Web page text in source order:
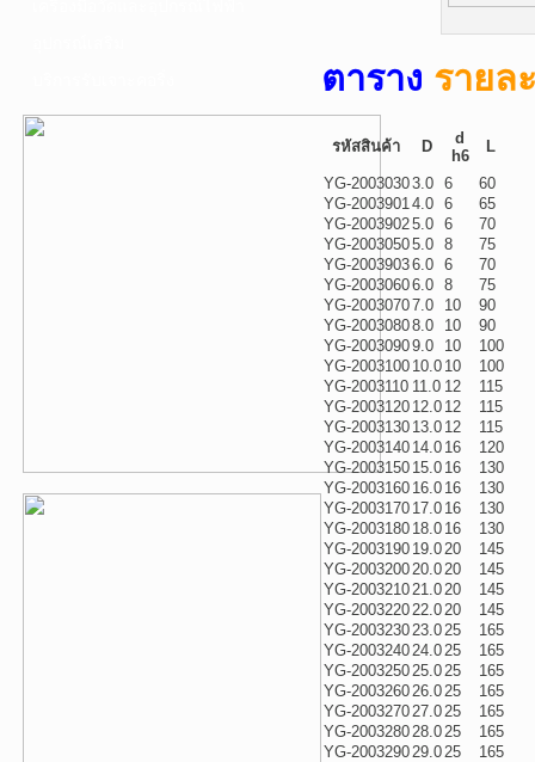
ตาราง รายล
รหัสสินค้า D
d
h6
L
YG-20030303.0 6
60
YG-20039014.0 6
65
YG-20039025.0 6
70
YG-20030505.0 8
75
YG-20039036.0 6
70
YG-20030606.0 8
75
YG-20030707.0 10
90
YG-20030808.0 10
90
YG-20030909.0 10
100
YG-2003100 10.0 10
100
YG-2003110 11.0 12
115
YG-2003120 12.0 12
115
YG-2003130 13.0 12
115
YG-2003140 14.0 16
120
YG-2003150 15.0 16
130
YG-2003160 16.0 16
130
YG-2003170 17.0 16
130
YG-2003180 18.0 16
130
YG-2003190 19.020
145
YG-200320020.020
145
YG-200321021.020
145
YG-200322022.020
145
YG-200323023.025
165
YG-200324024.025
165
YG-200325025.025
165
YG-200326026.025
165
YG-200327027.025
165
YG-200328028.025
165
YG-200329029.025
165